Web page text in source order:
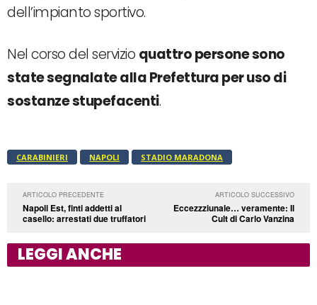
dell’impianto sportivo.
Nel corso del servizio quattro persone sono
state segnalate alla Prefettura per uso di
sostanze stupefacenti.
CARABINIERI NAPOLI STADIO MARADONA
ARTICOLO PRECEDENTE
Napoli Est, finti addetti al
casello: arrestati due truffatori
ARTICOLO SUCCESSIVO
Eccezzziunale… veramente: Il
Cult di Carlo Vanzina
LEGGI ANCHE